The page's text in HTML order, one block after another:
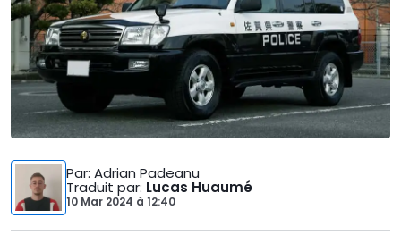
Par: Adrian Padeanu
Traduit par: Lucas Huaumé
10 Mar 2024 à 12:40